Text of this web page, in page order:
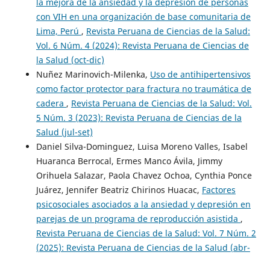
con VIH en una organización de base comunitaria de
Lima, Perú , Revista Peruana de Ciencias de la Salud:
Vol. 6 Núm. 4 (2024): Revista Peruana de Ciencias de
la Salud (oct-dic)
Nuñez Marinovich-Milenka, Uso de antihipertensivos
como factor protector para fractura no traumática de
cadera , Revista Peruana de Ciencias de la Salud: Vol.
5 Núm. 3 (2023): Revista Peruana de Ciencias de la
Salud (jul-set)
Daniel Silva-Dominguez, Luisa Moreno Valles, Isabel
Huaranca Berrocal, Ermes Manco Ávila, Jimmy
Orihuela Salazar, Paola Chavez Ochoa, Cynthia Ponce
Juárez, Jennifer Beatriz Chirinos Huacac, Factores
psicosociales asociados a la ansiedad y depresión en
parejas de un programa de reproducción asistida ,
Revista Peruana de Ciencias de la Salud: Vol. 7 Núm. 2
(2025): Revista Peruana de Ciencias de la Salud (abr-